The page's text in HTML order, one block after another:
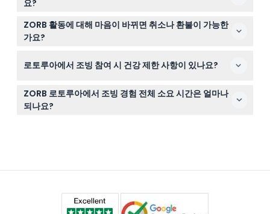
요?
네, 사전 경험이 필요 없으며 초보자도 안전하게 참여할 수
있지만 탑승 전 책임 면제서에 서명해야 합니다.
ZORB 활동에 대해 마음이 바뀌면 취소나 환불이 가능한
가요?
을 확실히 해주시기 바랍니다.
로토루아에서 조빙 참여 시 건강 제한 사항이 있나요?
고혈압, 간질, 심장 질환, 심각한 의학적 상태가 있는 분, 임
산부 또는 장애가 있는 분은 참여하지 않는 것이 권장됩니
다.
ZORB 로토루아에서 조빙 경험 전체 소요 시간은 얼마나
되나요?